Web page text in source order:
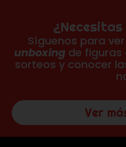
¿Necesitas
Síguenos para ver
unboxing de figuras
sorteos y conocer
Ver